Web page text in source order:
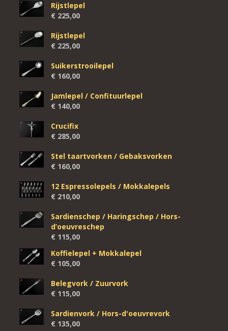
Rijstlepel
€ 225,00
Rijstlepel
€ 225,00
Suikerstrooilepel
€ 160,00
Jamlepel / Confituurlepel
€ 140,00
Crucifix
€ 285,00
Stel taartvorken / Gebaksvorken
€ 160,00
12 Espressolepels / Mokkalepels
€ 210,00
Sardienschep / Haringschep / Hors-
d’oeuvreschep
€ 115,00
Koffielepel + Mokkalepel
€ 105,00
Belegvork / Zuurvork
€ 115,00
Sardienvork / Hors-d'oeuvrevork
€ 135,00